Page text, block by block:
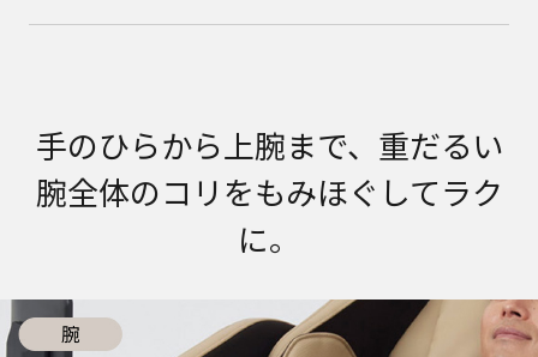
手のひらから上腕まで、重だるい
腕全体のコリをもみほぐしてラク
に。